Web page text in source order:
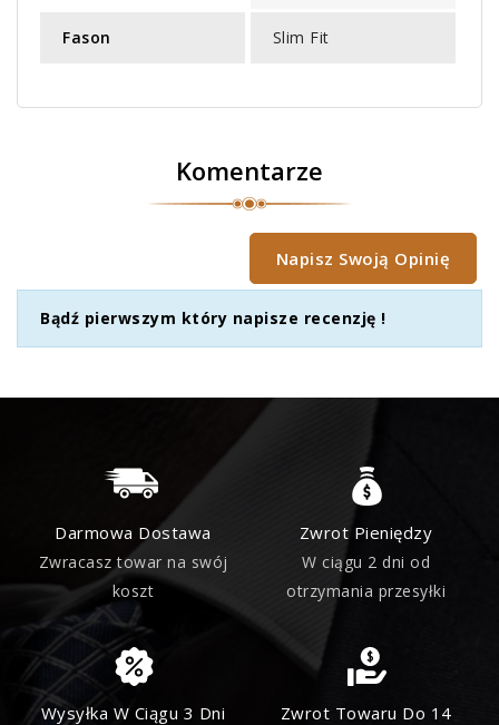
Fason Slim Fit
Komentarze
Napisz Swoją Opinię
Bądź pierwszym który napisze recenzję !
Darmowa Dostawa
Zwracasz towar na swój
koszt
Zwrot Pieniędzy
W ciągu 2 dni od
otrzymania przesyłki
Wysyłka W Ciągu 3 Dni
Zwrot Towaru Do 14